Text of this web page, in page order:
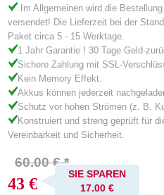
Im Allgemeinen wird die
versendet! Die Lieferzeit bei der
Paket circa 5 - 15 Werktage.
1 Jahr Garantie ! 30 Tage Geld-
Sichere Zahlung mit SSL-
Kein Memory Effekt.
Akkus können jederzeit
Schutz vor hohen Strömen (z. B.
Konstruiert und streng geprüft für
Vereinbarkeit und Sicherheit.
60.00 € *
43 €
SIE SPAREN
17.00 €